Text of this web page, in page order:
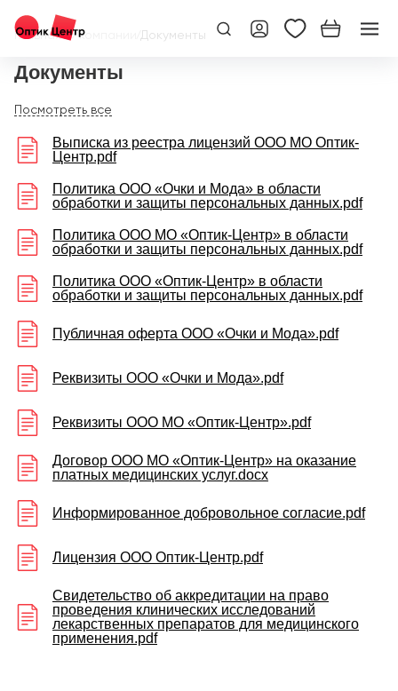
Главная/О компании Документы
Документы
Выписка из реестра лицензий ООО МО Оптик-
Центр.pdf
Политика ООО «Очки и Мода» в области
обработки и защиты персональных данных.pdf
Политика ООО МО «Оптик-Центр» в области
обработки и защиты персональных данных.pdf
Политика ООО «Оптик-Центр» в области
обработки и защиты персональных данных.pdf
Публичная оферта ООО «Очки и Мода».pdf
Реквизиты ООО «Очки и Мода».pdf
Реквизиты ООО МО «Оптик-Центр».pdf
Договор ООО МО «Оптик-Центр» на оказание
платных медицинских услуг.docx
Информированное добровольное согласие.pdf
Лицензия ООО Оптик-Центр.pdf
Свидетельство об аккредитации на право
проведения клинических исследований
лекарственных препаратов для медицинского
применения.pdf